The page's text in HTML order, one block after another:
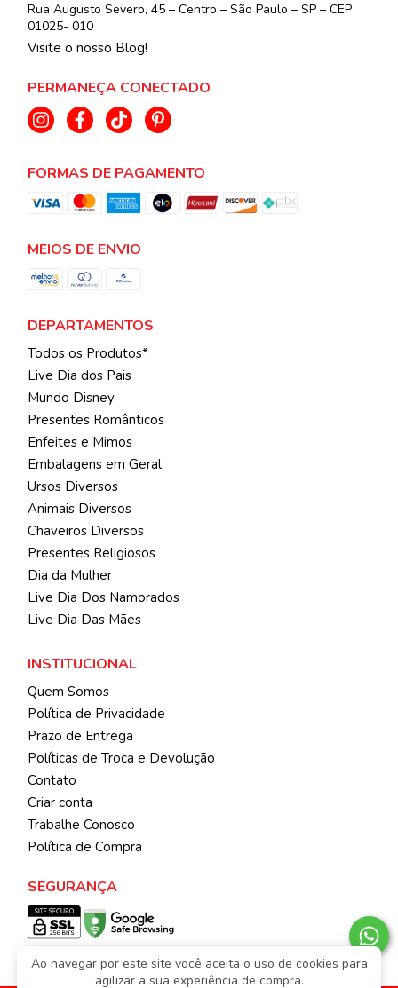
Ao navegar por este site você aceita o uso de cookies para
agilizar a sua experiência de compra.
Rua Augusto Severo, 45 – Centro – São Paulo – SP – CEP
01025- 010
Visite o nosso Blog!
PERMANEÇA CONECTADO
FORMAS DE PAGAMENTO
MEIOS DE ENVIO
DEPARTAMENTOS
Todos os Produtos*
Live Dia dos Pais
Mundo Disney
Presentes Românticos
Enfeites e Mimos
Embalagens em Geral
Ursos Diversos
Animais Diversos
Chaveiros Diversos
Presentes Religiosos
Dia da Mulher
Live Dia Dos Namorados
Live Dia Das Mães
INSTITUCIONAL
Quem Somos
Política de Privacidade
Prazo de Entrega
Políticas de Troca e Devolução
Contato
Criar conta
Trabalhe Conosco
Política de Compra
SEGURANÇA